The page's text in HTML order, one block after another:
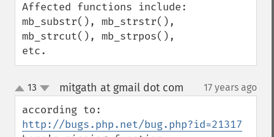
Affected functions include:
mb_substr(), mb_strstr(),
mb_strcut(), mb_strpos(),
etc.
up
down
13 mitgath at gmail dot com 17 years ago
http://bugs.php.net/bug.php?id=21317